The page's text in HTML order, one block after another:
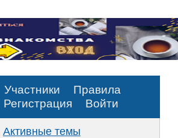
Участники
Правила
Регистрация Войти
Активные темы